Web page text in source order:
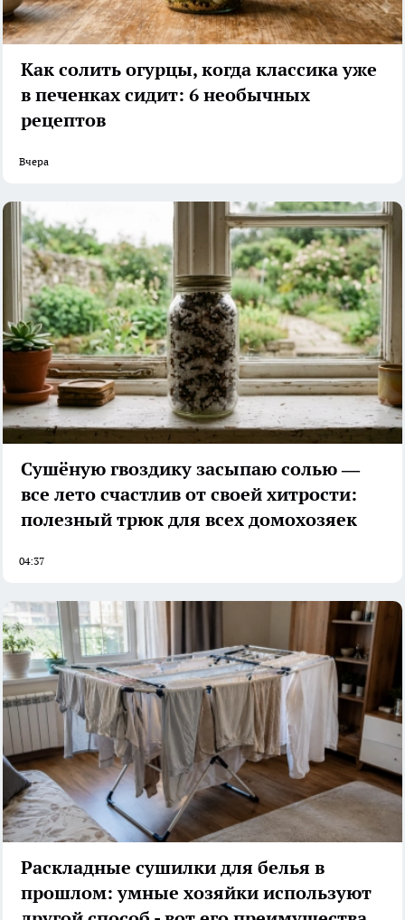
Как солить огурцы, когда классика уже
в печенках сидит: 6 необычных
рецептов
Вчера
Сушёную гвоздику засыпаю солью —
все лето счастлив от своей хитрости:
полезный трюк для всех домохозяек
04:37
Раскладные сушилки для белья в
прошлом: умные хозяйки используют